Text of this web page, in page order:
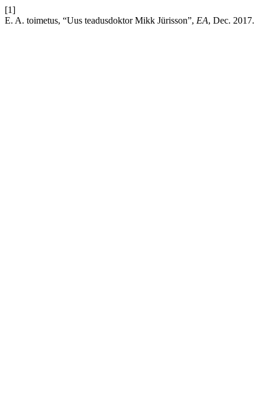
[1]
E. A. toimetus, “Uus teadusdoktor Mikk Jürisson”, EA, Dec. 2017.